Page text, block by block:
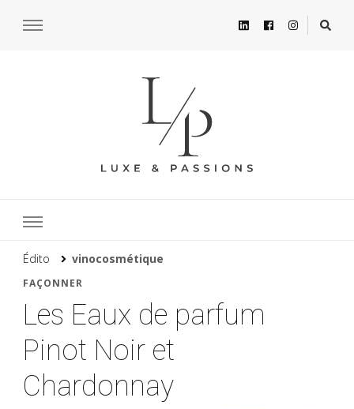
Édito vinocosmétique
FAÇONNER
Les Eaux de parfum
Pinot Noir et
Chardonnay